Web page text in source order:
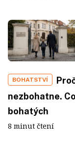
BOHATSTVÍ
nezbohatne.
bohatých
8 minut čtení